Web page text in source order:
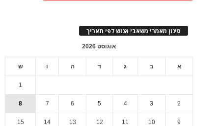
סינון מאמרי משאבי אנוש לפי תאריך
אוגוסט 2026
א ב ג ד ה ו ש
1
2
3
4
5
6
7
8
9
10
11
12
13
14
15